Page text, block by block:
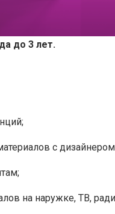
до 3 лет.
с
на наружке, ТВ,